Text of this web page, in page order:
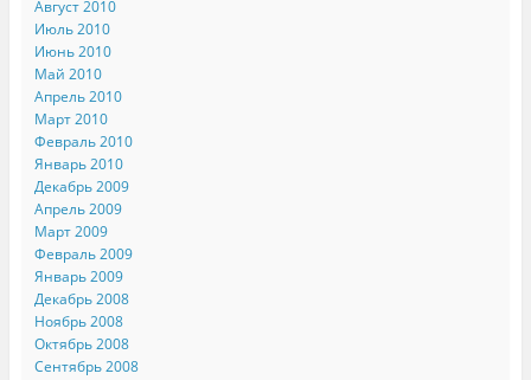
Август 2010
Июль 2010
Июнь 2010
Май 2010
Апрель 2010
Март 2010
Февраль 2010
Январь 2010
Декабрь 2009
Апрель 2009
Март 2009
Февраль 2009
Январь 2009
Декабрь 2008
Ноябрь 2008
Октябрь 2008
Сентябрь 2008